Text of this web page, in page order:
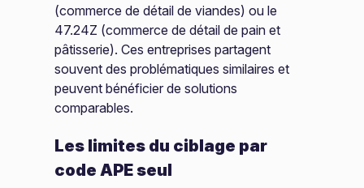
(commerce de détail de viandes) ou le
47.24Z (commerce de détail de pain et
pâtisserie). Ces entreprises partagent
souvent des problématiques similaires et
peuvent bénéficier de solutions
comparables.
Les limites du ciblage par
code APE seul